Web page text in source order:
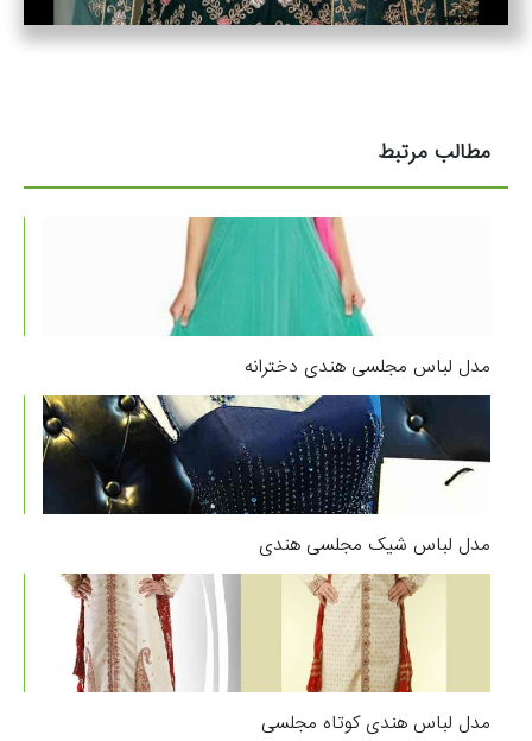
مطالب مرتبط
مدل لباس مجلسی هندی دخترانه
مدل لباس شیک مجلسی هندی
مدل لباس هندی کوتاه مجلسی